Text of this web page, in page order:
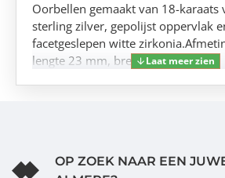
Oorbellen gemaakt van 18-karaats
sterling zilver, gepolijst oppervlak
facetgeslepen witte
lengte 23 mm, breedte 2,5 mm.
OP ZOEK NAAR EEN